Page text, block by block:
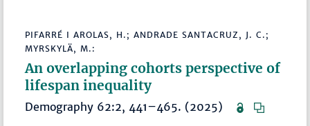
PIFARRÉ I AROLAS, H.; ANDRADE SANTACRUZ, J. C.;
MYRSKYLÄ, M.:
An overlapping cohorts perspective of
lifespan inequality
Demography 62:2, 441–465. (2025)